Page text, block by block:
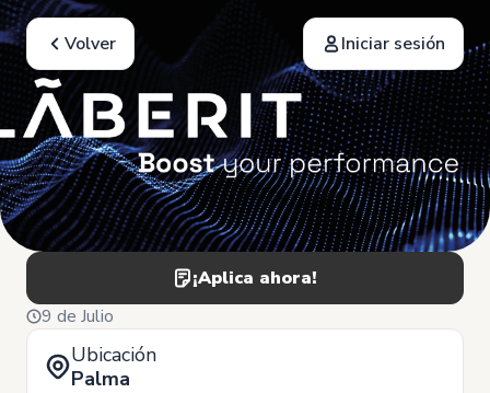
Volver Iniciar sesión
¡Aplica ahora!
9 de Julio
Ubicación
Palma